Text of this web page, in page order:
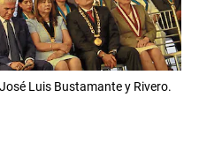
Luis Bustamante y Rivero.